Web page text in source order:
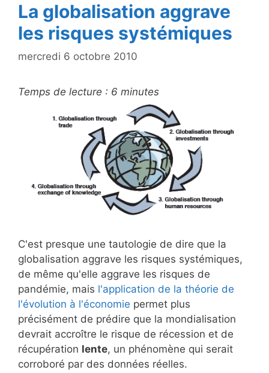
La globalisation aggrave
les risques systémiques
mercredi 6 octobre 2010
Temps de lecture : 6 minutes
C'est presque une tautologie de dire que la
globalisation aggrave les risques systémiques,
de même qu'elle aggrave les risques de
pandémie, mais l'application de la théorie de
l'évolution à l'économie permet plus
précisément de prédire que la mondialisation
devrait accroître le risque de récession et de
récupération lente, un phénomène qui serait
corroboré par des données réelles.